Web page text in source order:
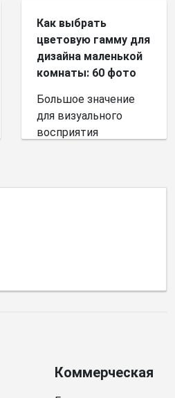
Как выбрать
цветовую гамму для
дизайна маленькой
комнаты: 60 фото
Большое значение
для визуального
восприятия
Коммерческая